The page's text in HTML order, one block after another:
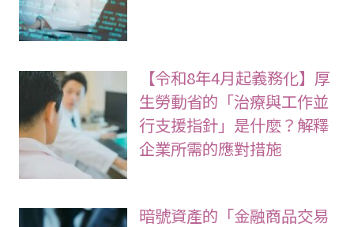
【令和8年4月起義務化】厚
生勞動省的「治療與工作並
行支援指針」是什麼？解釋
企業所需的應對措施
暗號資產的「金融商品交易